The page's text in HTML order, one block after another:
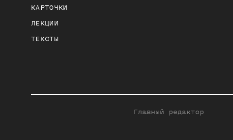
КАРТОЧКИ
ЛЕКЦИИ
ТЕКСТЫ
Главный редактор